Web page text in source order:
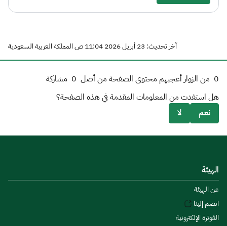
آخر تحديث: 23 أبريل 2026 11:04 ص المملكة العربية السعودية
0 من الزوار أعجبهم محتوى الصفحة من أصل 0 مشاركة
هل استفدت من المعلومات المقدمة في هذه الصفحة؟
نعم
لا
الهيئة
عن الهيئة
انضم إلينا
الفوترة الإلكترونية